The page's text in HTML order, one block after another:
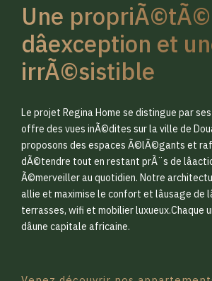
Une propriÃ©tÃ©
dâexception et
irrÃ©sistible
Le projet Regina Home se distingue par
offre des vues inÃ©dites sur la ville de
proposons des espaces Ã©lÃ©gants et
dÃ©tendre tout en restant prÃ¨s de
Ã©merveiller au quotidien. Notre
allie et maximise le confort et lâusage de
terrasses, wifi et mobilier luxueux.Chaque
dâune capitale africaine.
0
1
2
3
0
1
2
3